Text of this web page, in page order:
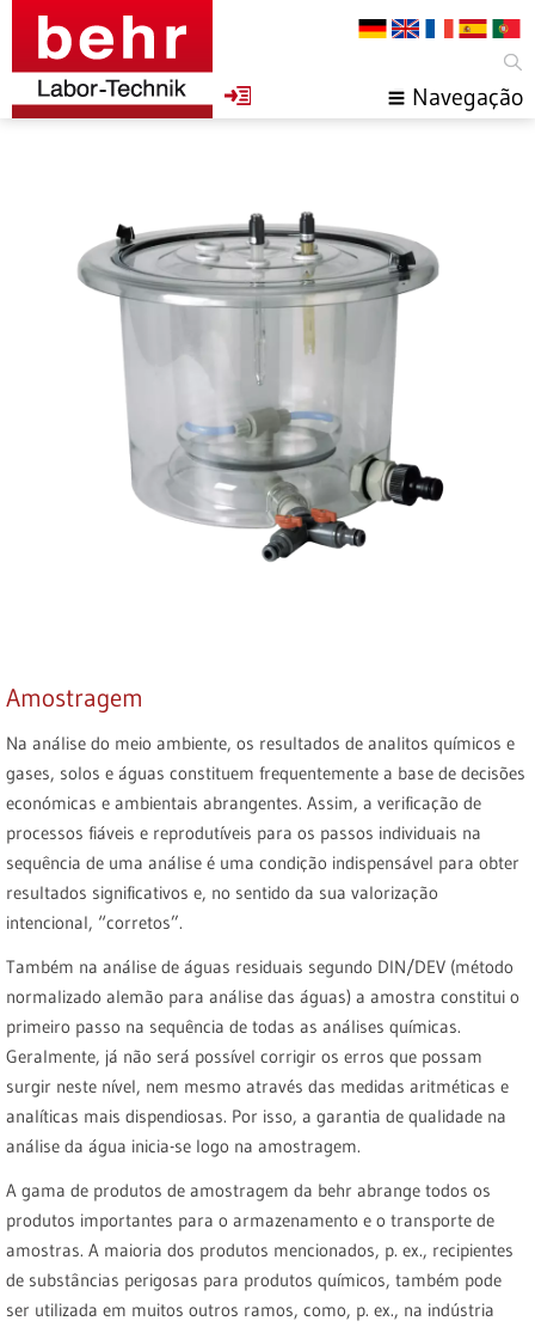
Navegação
Amostragem
Na análise do meio ambiente, os resultados de analitos químicos e
gases, solos e águas constituem frequentemente a base de decisões
económicas e ambientais abrangentes. Assim, a verificação de
processos fiáveis e reprodutíveis para os passos individuais na
sequência de uma análise é uma condição indispensável para obter
resultados significativos e, no sentido da sua valorização
intencional, “corretos”.
Também na análise de águas residuais segundo DIN/DEV (método
normalizado alemão para análise das águas) a amostra constitui o
primeiro passo na sequência de todas as análises químicas.
Geralmente, já não será possível corrigir os erros que possam
surgir neste nível, nem mesmo através das medidas aritméticas e
analíticas mais dispendiosas. Por isso, a garantia de qualidade na
análise da água inicia-se logo na amostragem.
A gama de produtos de amostragem da behr abrange todos os
produtos importantes para o armazenamento e o transporte de
amostras. A maioria dos produtos mencionados, p. ex., recipientes
de substâncias perigosas para produtos químicos, também pode
ser utilizada em muitos outros ramos, como, p. ex., na indústria